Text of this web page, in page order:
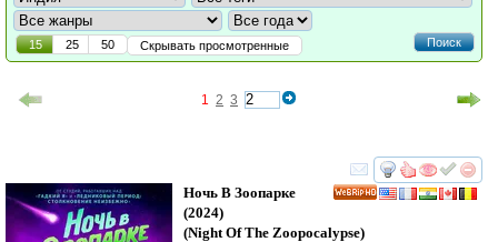
Поиск
15 25 50 Скрывать просмотренные
1 2 3
смотреть
Ночь В Зоопарке
(2024)
(Night Of The Zoopocalypse)